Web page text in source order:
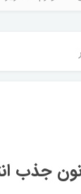
جذب